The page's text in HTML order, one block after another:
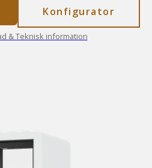
Konfigurator
& Teknisk information